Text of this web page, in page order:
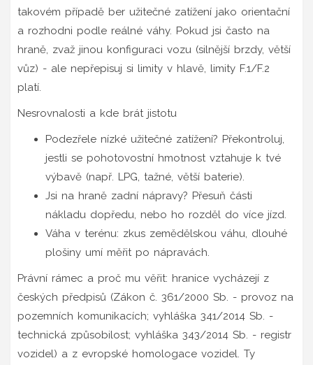
takovém případě ber užitečné zatížení jako orientační
a rozhodni podle reálné váhy. Pokud jsi často na
hraně, zvaž jinou konfiguraci vozu (silnější brzdy, větší
vůz) - ale nepřepisuj si limity v hlavě, limity F.1/F.2
platí.
Nesrovnalosti a kde brát jistotu
Podezřele nízké užitečné zatížení? Překontroluj,
jestli se pohotovostní hmotnost vztahuje k tvé
výbavě (např. LPG, tažné, větší baterie).
Jsi na hraně zadní nápravy? Přesuň části
nákladu dopředu, nebo ho rozděl do více jízd.
Váha v terénu: zkus zemědělskou váhu, dlouhé
plošiny umí měřit po nápravách.
Právní rámec a proč mu věřit: hranice vycházejí z
českých předpisů (Zákon č. 361/2000 Sb. - provoz na
pozemních komunikacích; vyhláška 341/2014 Sb. -
technická způsobilost; vyhláška 343/2014 Sb. - registr
vozidel) a z evropské homologace vozidel. Ty